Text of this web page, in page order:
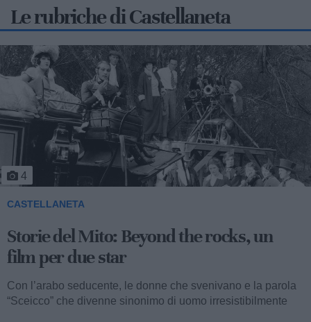
Le rubriche di Castellaneta
5
CASTELLANETA
Storie del Mito: Uno sceicco esuberante
Valentino fu consacrato attore internazionale, come abbiamo
visto, con il film “I quattro cavalieri dell’Apocalisse”. Così
cominciava...